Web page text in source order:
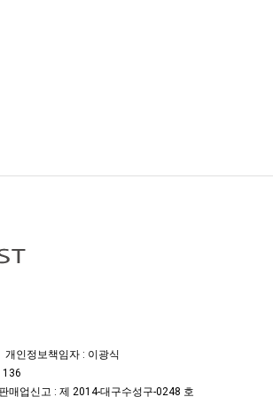
인정보책임자 : 이광식
136
업신고 : 제 2014-대구수성구-0248 호